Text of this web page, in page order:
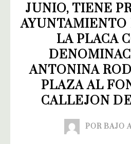
JUNIO, TIENE
AYUNTAMIENTO
LA PLACA
ANTONINA
PLAZA AL
CALLEJON
POR BAJO